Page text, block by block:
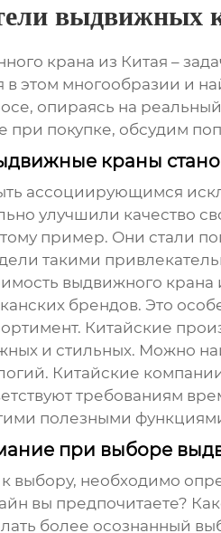
выдвижных
крана из Китая –
в этом многообразии и
опираясь на
при покупке, обсудим
краны
ассоциирующимся
улучшили качество
пример. Они стали
такими
выдвижного крана
брендов. Это
Китайские
и стильных. Можно
Китайские
требованиям
полезными
при выборе
выбору, необходимо
вы предпочитаете?
более осознанный